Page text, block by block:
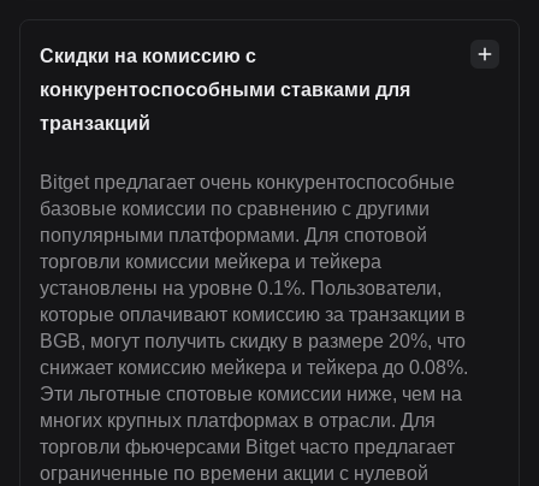
Скидки на комиссию с
конкурентоспособными ставками для
транзакций
Bitget предлагает очень конкурентоспособные
базовые комиссии по сравнению с другими
популярными платформами. Для спотовой
торговли комиссии мейкера и тейкера
установлены на уровне 0.1%. Пользователи,
которые оплачивают комиссию за транзакции в
BGB, могут получить скидку в размере 20%, что
снижает комиссию мейкера и тейкера до 0.08%.
Эти льготные спотовые комиссии ниже, чем на
многих крупных платформах в отрасли. Для
торговли фьючерсами Bitget часто предлагает
ограниченные по времени акции с нулевой